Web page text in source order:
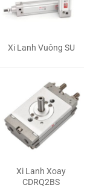
Xi Lanh Vuông SU
Xi Lanh Xoay
CDRQ2BS